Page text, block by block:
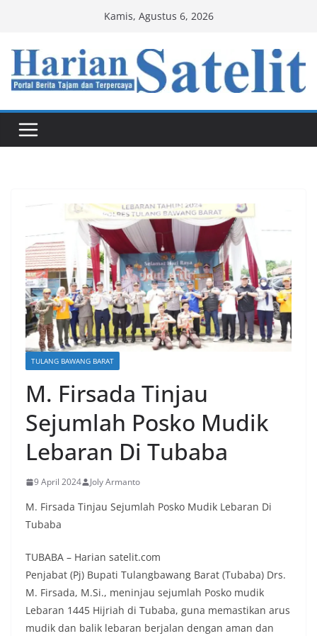
content
Kamis, Agustus 6, 2026
TULANG BAWANG BARAT
M. Firsada Tinjau
Sejumlah Posko Mudik
Lebaran Di Tubaba
9 April 2024 Joly Armanto
M. Firsada Tinjau Sejumlah Posko Mudik Lebaran Di
Tubaba
TUBABA – Harian satelit.com
Penjabat (Pj) Bupati Tulangbawang Barat (Tubaba) Drs.
M. Firsada, M.Si., meninjau sejumlah Posko mudik
Lebaran 1445 Hijriah di Tubaba, guna memastikan arus
mudik dan balik lebaran berjalan dengan aman dan